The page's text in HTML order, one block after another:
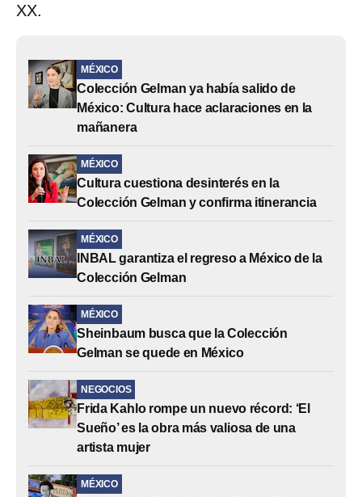
XX.
MÉXICO
Colección Gelman ya había salido de
México: Cultura hace aclaraciones en la
mañanera
MÉXICO
Cultura cuestiona desinterés en la
Colección Gelman y confirma itinerancia
MÉXICO
INBAL garantiza el regreso a México de la
Colección Gelman
MÉXICO
Sheinbaum busca que la Colección
Gelman se quede en México
NEGOCIOS
Frida Kahlo rompe un nuevo récord: ‘El
Sueño’ es la obra más valiosa de una
artista mujer
MÉXICO